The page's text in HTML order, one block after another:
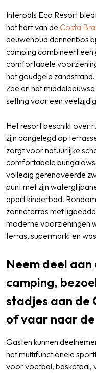
Interpals Eco Resort
het hart van de Costa
eeuwenoud dennenbos
camping combineert
comfortabele
het goudgele
Zee en het
setting voor een
Het resort beschikt over
zijn aangelegd op
zorgt voor natuurlijke
comfortabele
volledig gerenoveerde
punt met zijn
apart kinderbad.
zonneterras met
moderne voorzieningen
terras, supermarkt en
Neem deel
camping,
stadjes aan de
of vaar naar
Gasten kunnen
het multifunctionele
voor voetbal, basketbal,